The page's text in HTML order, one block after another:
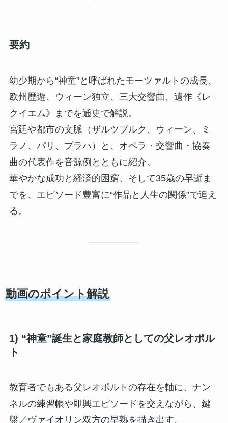
要約
幼少期から“神童”と呼ばれたモーツァルトの成長、
欧州歴遊、ウィーン独立、三大交響曲、遺作《レ
クイエム》までを通史で解説。
宮廷や都市の文脈（ザルツブルク、ウィーン、ミ
ラノ、パリ、プラハ）と、オペラ・交響曲・協奏
曲の代表作を音源例とともに紹介。
華やかな成功と経済的困窮、そして35歳の早逝ま
でを、エピソード豊富に“作品と人生の関係”で追え
る。
動画のポイント解説
1) “神童”誕生と家庭教師としての父レオポル
ト
教育者でもある父レオポルトの存在を軸に、ナン
ネルの練習帳や即興エピソードを交えながら、鍵
盤／ヴァイオリン双方の早熟を描き出す。